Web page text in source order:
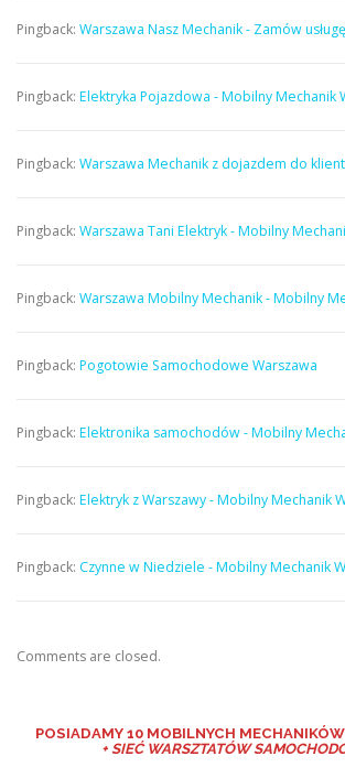
Pingback: Warszawa Nasz Mechanik - Zamów
Pingback: Elektryka Pojazdowa - Mobilny Mechanik
Pingback: Warszawa Mechanik z dojazdem do
Pingback: Warszawa Tani Elektryk - Mobilny
Pingback: Warszawa Mobilny Mechanik - Mobilny
Pingback: Pogotowie Samochodowe Warszawa
Pingback: Elektronika samochodów - Mobilny
Pingback: Elektryk z Warszawy - Mobilny Mechanik
Pingback: Czynne w Niedziele - Mobilny Mechanik
Comments are closed.
POSIADAMY 10 MOBILNYCH
+ SIEĆ WARSZTATÓW